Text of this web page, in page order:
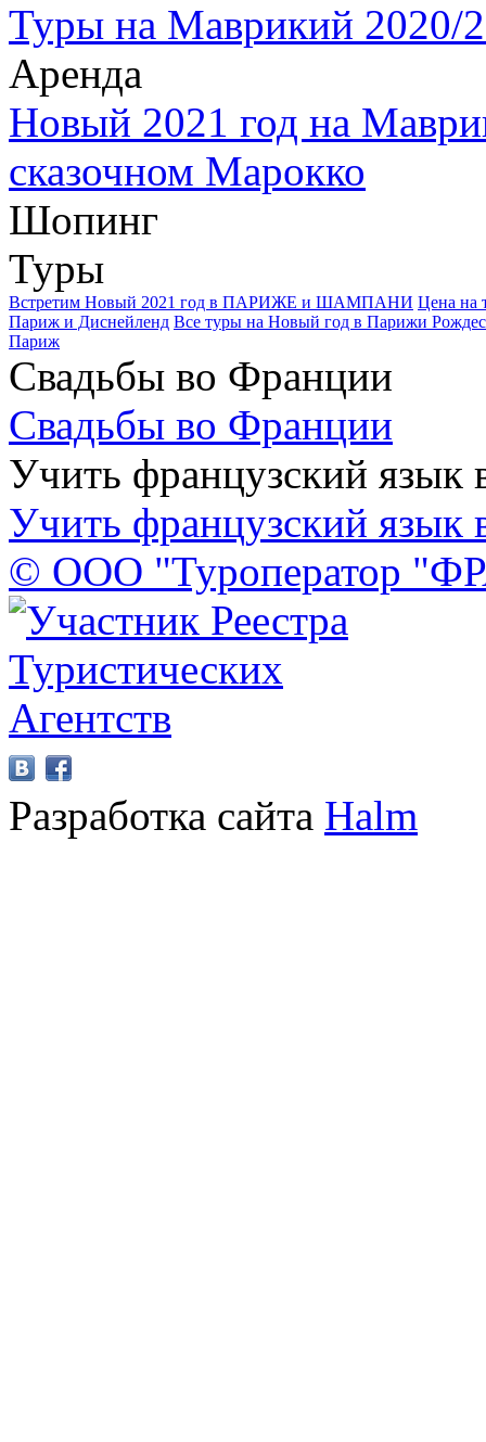
Туры на Маврикий 2020/
Аренда
Новый 2021 год на
сказочном Марокко
Шопинг
Туры
Встретим Новый 2021 год в ПАРИЖЕ и ШАМПАНИ Цена на
Париж и Диснейленд Все туры на Новый год в Парижи
Париж
Свадьбы во Франции
Свадьбы во Франции
Учить французский язык
Учить французский язык
© ООО "Туроператор
Разработка сайта Halm